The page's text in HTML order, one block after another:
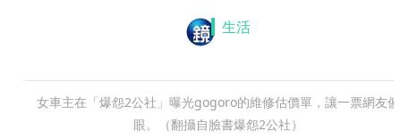
生活
女車主在「爆怨2公社」曝光gogoro的維修估價單，讓一票網友傻
眼。（翻攝自臉書爆怨2公社）